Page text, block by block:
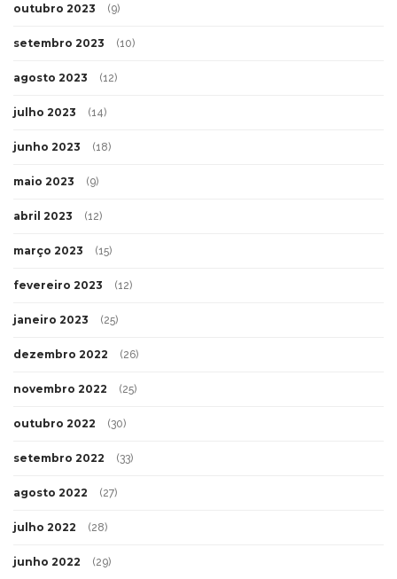
outubro 2023 (9)
setembro 2023 (10)
agosto 2023 (12)
julho 2023 (14)
junho 2023 (18)
maio 2023 (9)
abril 2023 (12)
março 2023 (15)
fevereiro 2023 (12)
janeiro 2023 (25)
dezembro 2022 (26)
novembro 2022 (25)
outubro 2022 (30)
setembro 2022 (33)
agosto 2022 (27)
julho 2022 (28)
junho 2022 (29)